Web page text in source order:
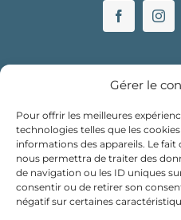
Gérer le
Pour offrir les meilleures
technologies telles que les
informations des appareils. Le
nous permettra de traiter des
de navigation ou les ID uniques
consentir ou de retirer son
négatif sur certaines
L’hôtel Le Lodge des
+33 (0)4 94 41 38 38